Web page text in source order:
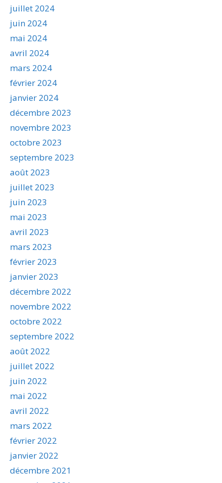
juillet 2024
juin 2024
mai 2024
avril 2024
mars 2024
février 2024
janvier 2024
décembre 2023
novembre 2023
octobre 2023
septembre 2023
août 2023
juillet 2023
juin 2023
mai 2023
avril 2023
mars 2023
février 2023
janvier 2023
décembre 2022
novembre 2022
octobre 2022
septembre 2022
août 2022
juillet 2022
juin 2022
mai 2022
avril 2022
mars 2022
février 2022
janvier 2022
décembre 2021